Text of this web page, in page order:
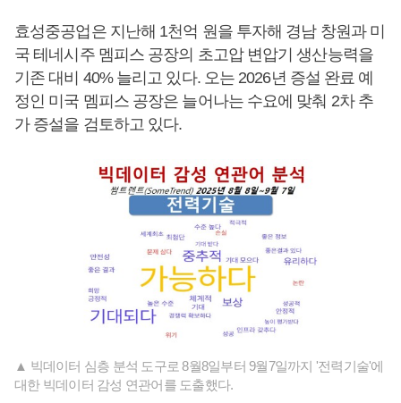
효성중공업은 지난해 1천억 원을 투자해 경남 창원과 미
국 테네시주 멤피스 공장의 초고압 변압기 생산능력을
기존 대비 40% 늘리고 있다. 오는 2026년 증설 완료 예
정인 미국 멤피스 공장은 늘어나는 수요에 맞춰 2차 추
가 증설을 검토하고 있다.
▲ 빅데이터 심층 분석 도구로 8월8일부터 9월7일까지 '전력기술'에
대한 빅데이터 감성 연관어를 도출했다.